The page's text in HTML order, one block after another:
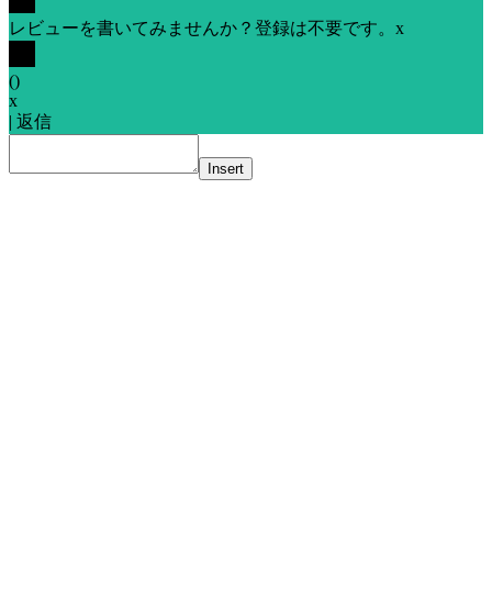
レビューを書いてみませんか？登録は不要です。 x
()
x
| 返信
Insert